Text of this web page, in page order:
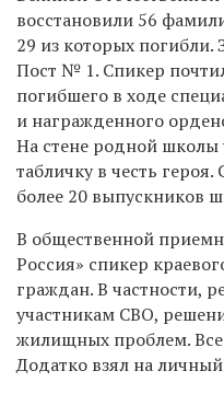
восстановили 56
29 из которых
Пост № 1. Спикер
погибшего в ходе
и награжденного
На стене родной школы
табличку в честь
более 20 выпускников
В общественной
Россия» спикер
граждан. В частности,
участникам СВО,
жилищных проблем.
Додатко взял на